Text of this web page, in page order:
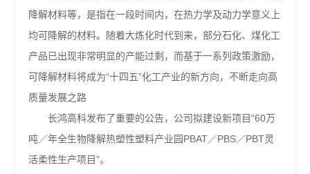
降解材料等，是指在一段时间内，在热力学及动力学意义上
均可降解的材料。随着大炼化时代到来，部分石化、煤化工
产品已出现非常明显的产能过剩，而基于一系列政策激励，
可降解材料将成为“十四五”化工产业的新方向，不断走向高
质量发展之路
长鸿高科发布了重要的公告，公司拟建设新项目“60万
吨／年全生物降解热塑性塑料产业园PBAT／PBS／PBT灵
活柔性生产项目”。